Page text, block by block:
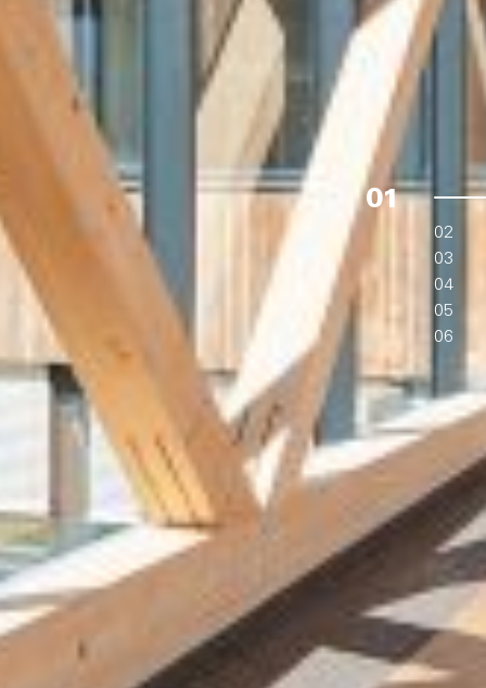
01
02
03
04
05
06